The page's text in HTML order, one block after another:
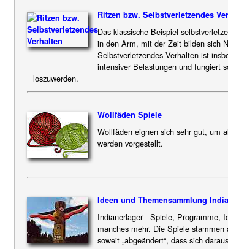
Ritzen bzw. Selbstverletzendes
Das klassische Beispiel
in den Arm, mit der Zeit bilden sich
Selbstverletzendes Verhalten ist
intensiver Belastungen und fungiert
loszuwerden.
Wollfäden Spiele
Wollfäden eignen sich sehr gut, um
werden vorgestellt.
Ideen und Themensammlung
Indianerlager - Spiele, Programme,
manches mehr. Die Spiele
soweit „abgeändert“, dass sich